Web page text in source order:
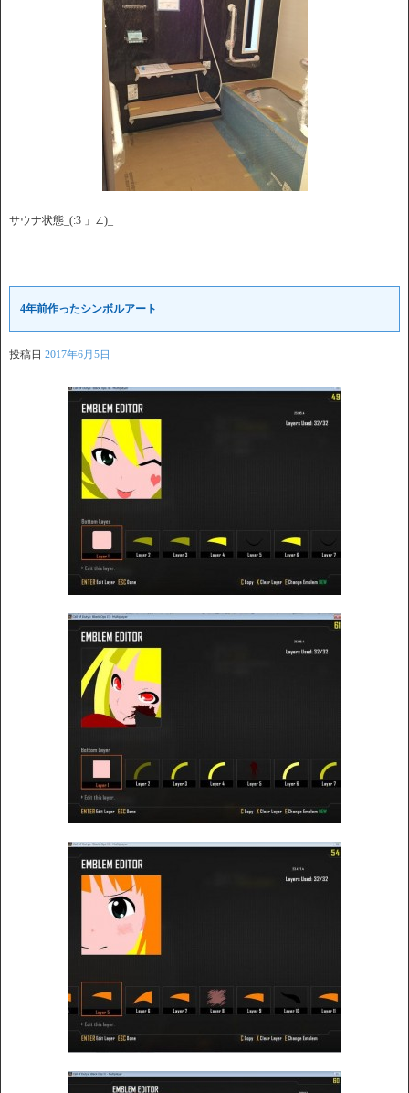
サウナ状態_(:3 」∠)_
4年前作ったシンボルアート
投稿日 2017年6月5日